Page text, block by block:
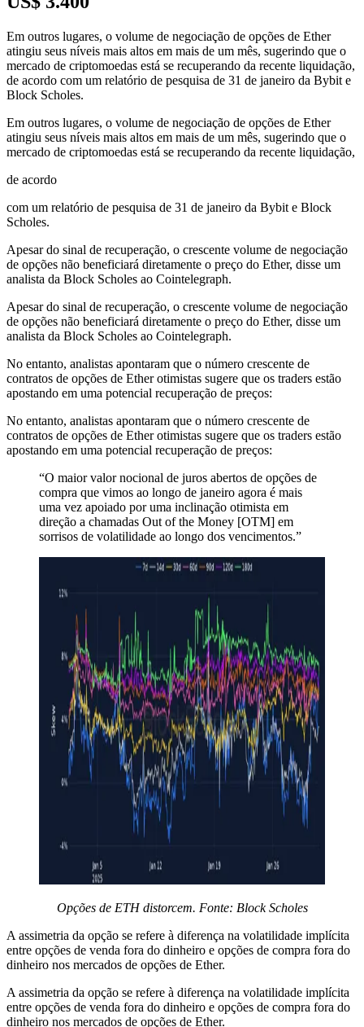
Em outros lugares, o volume de negociação de opções de Ether
atingiu seus níveis mais altos em mais de um mês, sugerindo que o
mercado de criptomoedas está se recuperando da recente liquidação,
de acordo com um relatório de pesquisa de 31 de janeiro da Bybit e
Block Scholes.
Em outros lugares, o volume de negociação de opções de Ether
atingiu seus níveis mais altos em mais de um mês, sugerindo que o
mercado de criptomoedas está se recuperando da recente liquidação,
de acordo
com um relatório de pesquisa de 31 de janeiro da Bybit e Block
Scholes.
Apesar do sinal de recuperação, o crescente volume de negociação
de opções não beneficiará diretamente o preço do Ether, disse um
analista da Block Scholes ao Cointelegraph.
Apesar do sinal de recuperação, o crescente volume de negociação
de opções não beneficiará diretamente o preço do Ether, disse um
analista da Block Scholes ao Cointelegraph.
No entanto, analistas apontaram que o número crescente de
contratos de opções de Ether otimistas sugere que os traders estão
apostando em uma potencial recuperação de preços:
No entanto, analistas apontaram que o número crescente de
contratos de opções de Ether otimistas sugere que os traders estão
apostando em uma potencial recuperação de preços:
“O maior valor nocional de juros abertos de opções de
compra que vimos ao longo de janeiro agora é mais
uma vez apoiado por uma inclinação otimista em
direção a chamadas Out of the Money [OTM] em
sorrisos de volatilidade ao longo dos vencimentos.”
Opções de ETH distorcem. Fonte: Block Scholes
A assimetria da opção se refere à diferença na volatilidade implícita
entre opções de venda fora do dinheiro e opções de compra fora do
dinheiro nos mercados de opções de Ether.
A assimetria da opção se refere à diferença na volatilidade implícita
entre opções de venda fora do dinheiro e opções de compra fora do
dinheiro nos mercados de opções de Ether.